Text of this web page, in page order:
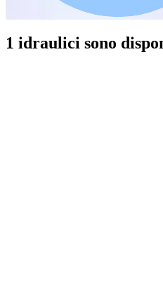
1 idraulici sono